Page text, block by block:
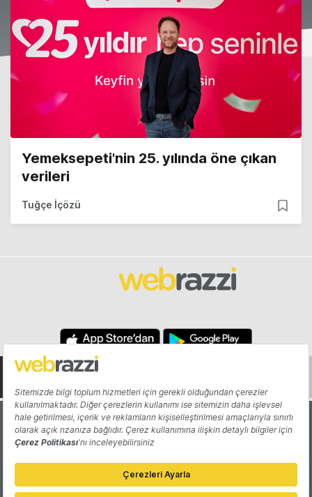
Yemeksepeti'nin 25. yılında öne çıkan
verileri
Tuğçe İçözü
Hakkında Yazarlar
Katkıda Bulun Reklam